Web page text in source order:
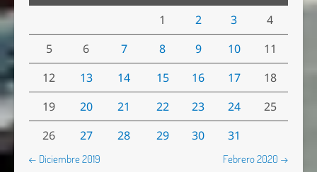
1
2 3
4
5
6 7 8 9 10
11
12
13 14 15 16 17
18
19
20 21 22 23 24
25
26
27 28 29 30 31
← Diciembre 2019 Febrero 2020 →